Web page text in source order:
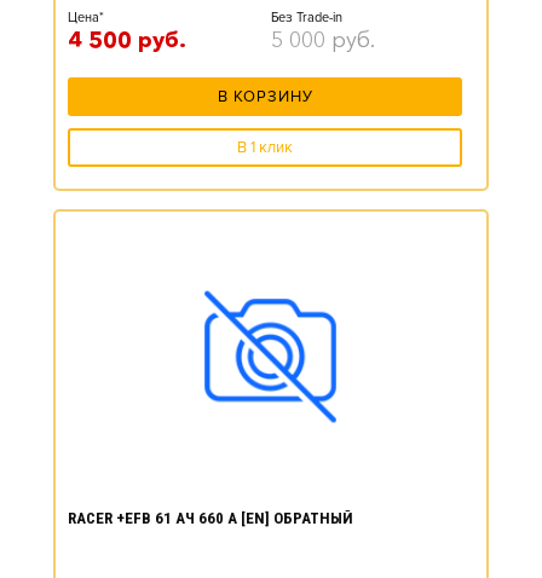
Цена*
4 500 руб.
Без Trade-in
5 000 руб.
В КОРЗИНУ
В 1 клик
RACER +EFB 61 АЧ 660 А [EN] ОБРАТНЫЙ